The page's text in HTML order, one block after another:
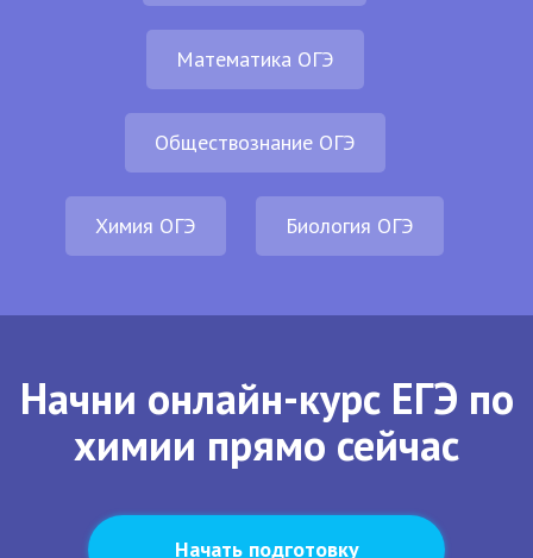
Математика ОГЭ
Обществознание ОГЭ
Химия ОГЭ Биология ОГЭ
Начни онлайн-курс ЕГЭ по
химии прямо сейчас
Начать подготовку